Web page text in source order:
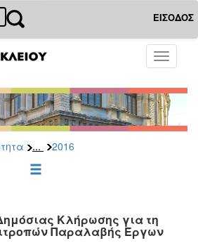
ΕΙΣΟΔΟΣ
Toggle
... 2016
Κλήρωσης για τη
Παραλαβής Έργων